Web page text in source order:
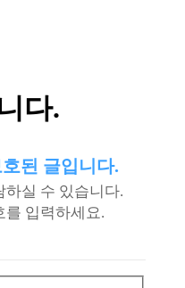
다.
된 글입니다.
하실 수 있습니다.
를 입력하세요.